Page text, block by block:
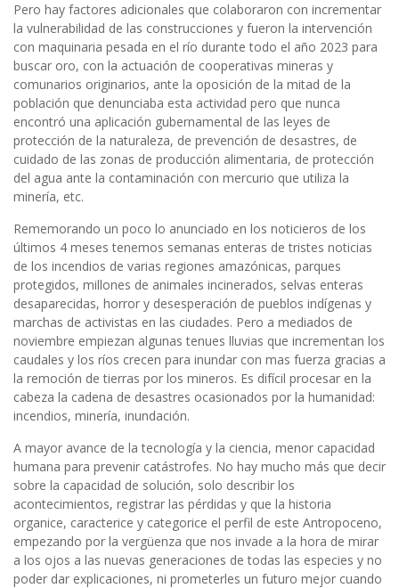
Pero hay factores adicionales que colaboraron con incrementar
la vulnerabilidad de las construcciones y fueron la intervención
con maquinaria pesada en el río durante todo el año 2023 para
buscar oro, con la actuación de cooperativas mineras y
comunarios originarios, ante la oposición de la mitad de la
población que denunciaba esta actividad pero que nunca
encontró una aplicación gubernamental de las leyes de
protección de la naturaleza, de prevención de desastres, de
cuidado de las zonas de producción alimentaria, de protección
del agua ante la contaminación con mercurio que utiliza la
minería, etc.
Rememorando un poco lo anunciado en los noticieros de los
últimos 4 meses tenemos semanas enteras de tristes noticias
de los incendios de varias regiones amazónicas, parques
protegidos, millones de animales incinerados, selvas enteras
desaparecidas, horror y desesperación de pueblos indígenas y
marchas de activistas en las ciudades. Pero a mediados de
noviembre empiezan algunas tenues lluvias que incrementan los
caudales y los ríos crecen para inundar con mas fuerza gracias a
la remoción de tierras por los mineros. Es difícil procesar en la
cabeza la cadena de desastres ocasionados por la humanidad:
incendios, minería, inundación.
A mayor avance de la tecnología y la ciencia, menor capacidad
humana para prevenir catástrofes. No hay mucho más que decir
sobre la capacidad de solución, solo describir los
acontecimientos, registrar las pérdidas y que la historia
organice, caracterice y categorice el perfil de este Antropoceno,
empezando por la vergüenza que nos invade a la hora de mirar
a los ojos a las nuevas generaciones de todas las especies y no
poder dar explicaciones, ni prometerles un futuro mejor cuando